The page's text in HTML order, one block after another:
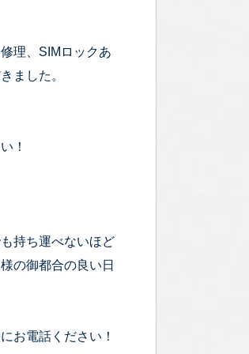
理、SIMロックあ
ました。
！
持ち運べないほど
の御都合の良い日
お電話ください！